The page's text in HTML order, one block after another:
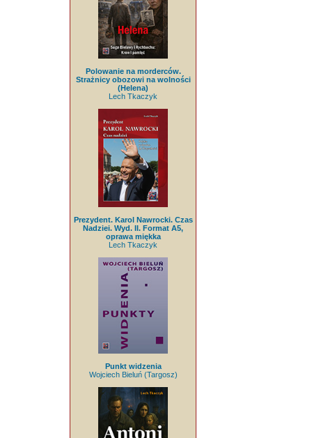
Polowanie na morderców.
Strażnicy obozowi na wolności
(Helena)
Lech Tkaczyk
Prezydent. Karol Nawrocki. Czas
Nadziei. Wyd. II. Format A5,
oprawa miękka
Lech Tkaczyk
Punkt widzenia
Wojciech Bieluń (Targosz)